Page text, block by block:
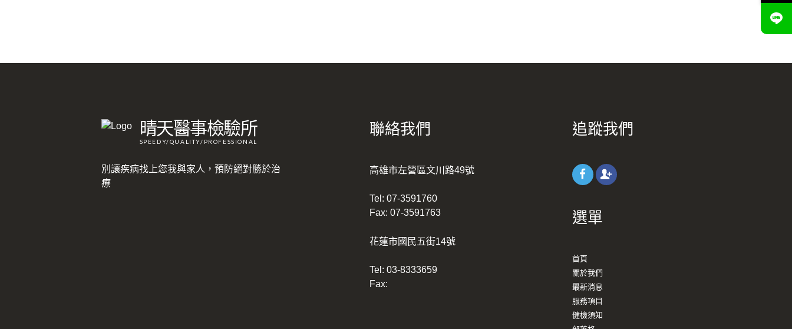
晴天醫事檢驗所
SPEEDY/QUALITY/PROFESSIONAL
別讓疾病找上您我與家人，預防絕對勝於治
療
聯絡我們
高雄市左營區文川路49號
Tel:07-3591760
Fax: 07-3591763
花蓮市國民五街14號
Tel:03-8333659
Fax:
追蹤我們
選單
首頁
關於我們
最新消息
服務項目
健檢須知